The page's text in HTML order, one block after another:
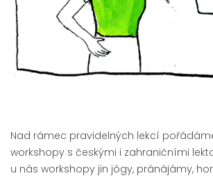
Nad rámec pravidelných lekcí
workshopy s českými i zahraničními
u nás workshopy jin jógy, pránájámy,